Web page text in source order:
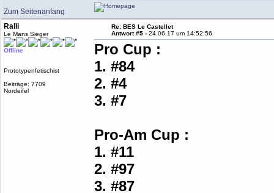
Zum Seitenanfang
Ralli
Le Mans Sieger
Offline
Prototypenfetischist
Beiträge: 7709
Nordeifel
Re: BES Le Castellet
Antwort #5 -24.06.17 um 14:52:56
Pro Cup :
1. #84
2. #4
3. #7
Pro-Am Cup :
1. #11
2. #97
3. #87